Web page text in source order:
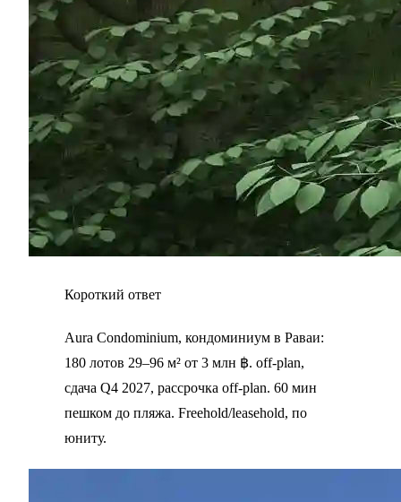
Короткий ответ
Aura Condominium, кондоминиум в Раваи:
180 лотов 29–96 м² от 3 млн ฿. off-plan,
сдача Q4 2027, рассрочка off-plan. 60 мин
пешком до пляжа. Freehold/leasehold, по
юниту.